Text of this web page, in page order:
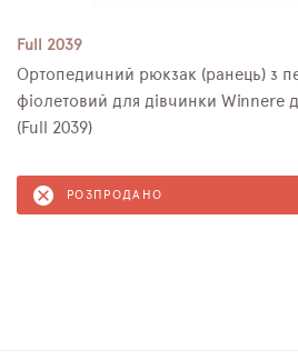
Full 2039
Ортопедичний рюкзак (ранець) з
фіолетовий для дівчинки Winnere
(Full 2039)
РОЗПРОДАНО